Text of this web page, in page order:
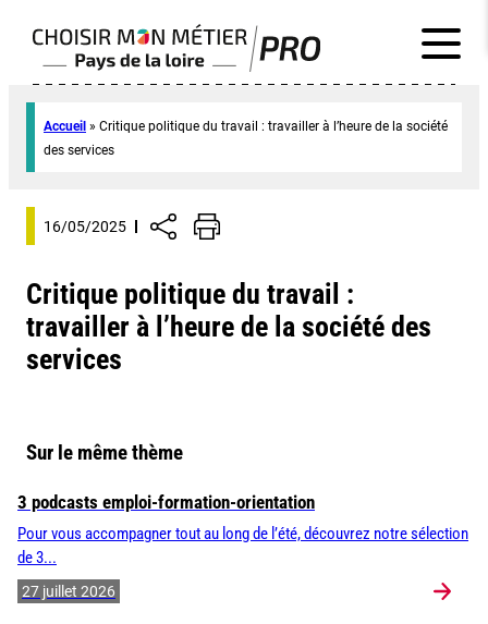
Accueil » Critique politique du travail : travailler à l’heure de la société
des services
16/05/2025
Critique politique du travail :
travailler à l’heure de la société des
services
Sur le même thème
3 podcasts emploi-formation-orientation
Pour vous accompagner tout au long de l’été, découvrez notre sélection
de 3...
27 juillet 2026